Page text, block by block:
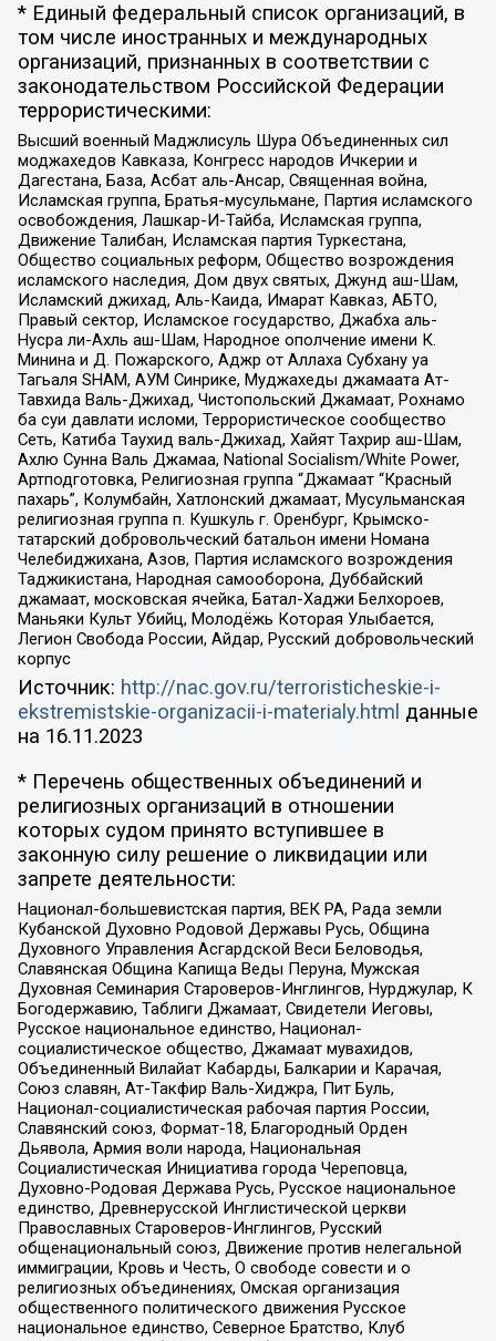
* Единый федеральный список организаций, в
том числе иностранных и международных
организаций, признанных в соответствии с
законодательством Российской Федерации
террористическими:
Высший военный Маджлисуль Шура Объединенных сил
моджахедов Кавказа, Конгресс народов Ичкерии и
Дагестана, База, Асбат аль-Ансар, Священная война,
Исламская группа, Братья-мусульмане, Партия исламского
освобождения, Лашкар-И-Тайба, Исламская группа,
Движение Талибан, Исламская партия Туркестана,
Общество социальных реформ, Общество возрождения
исламского наследия, Дом двух святых, Джунд аш-Шам,
Исламский джихад, Аль-Каида, Имарат Кавказ, АБТО,
Правый сектор, Исламское государство, Джабха аль-
Нусра ли-Ахль аш-Шам, Народное ополчение имени К.
Минина и Д. Пожарского, Аджр от Аллаха Субхану уа
Тагьаля SHAM, АУМ Синрике, Муджахеды джамаата Ат-
Тавхида Валь-Джихад, Чистопольский Джамаат, Рохнамо
ба суи давлати исломи, Террористическое сообщество
Сеть, Катиба Таухид валь-Джихад, Хайят Тахрир аш-Шам,
Ахлю Сунна Валь Джамаа, National Socialism/White Power,
Артподготовка, Религиозная группа “Джамаат “Красный
пахарь”, Колумбайн, Хатлонский джамаат, Мусульманская
религиозная группа п. Кушкуль г. Оренбург, Крымско-
татарский добровольческий батальон имени Номана
Челебиджихана, Азов, Партия исламского возрождения
Таджикистана, Народная самооборона, Дуббайский
джамаат, московская ячейка, Батал-Хаджи Белхороев,
Маньяки Культ Убийц, Молодёжь Которая Улыбается,
Легион Свобода России, Айдар, Русский добровольческий
корпус
Источник: http://nac.gov.ru/terroristicheskie-i-
ekstremistskie-organizacii-i-materialy.html данные
на 16.11.2023
* Перечень общественных объединений и
религиозных организаций в отношении
которых судом принято вступившее в
законную силу решение о ликвидации или
запрете деятельности:
Национал-большевистская партия, ВЕК РА, Рада земли
Кубанской Духовно Родовой Державы Русь, Община
Духовного Управления Асгардской Веси Беловодья,
Славянская Община Капища Веды Перуна, Мужская
Духовная Семинария Староверов-Инглингов, Нурджулар, К
Богодержавию, Таблиги Джамаат, Свидетели Иеговы,
Русское национальное единство, Национал-
социалистическое общество, Джамаат мувахидов,
Объединенный Вилайат Кабарды, Балкарии и Карачая,
Союз славян, Ат-Такфир Валь-Хиджра, Пит Буль,
Национал-социалистическая рабочая партия России,
Славянский союз, Формат-18, Благородный Орден
Дьявола, Армия воли народа, Национальная
Социалистическая Инициатива города Череповца,
Духовно-Родовая Держава Русь, Русское национальное
единство, Древнерусской Инглистической церкви
Православных Староверов-Инглингов, Русский
общенациональный союз, Движение против нелегальной
иммиграции, Кровь и Честь, О свободе совести и о
религиозных объединениях, Омская организация
общественного политического движения Русское
национальное единство, Северное Братство, Клуб